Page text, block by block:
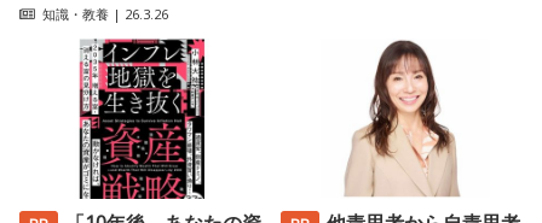
知識・教養 | 26.3.26